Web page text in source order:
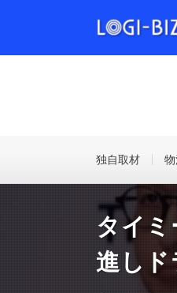
独自取材
タイミ
進し